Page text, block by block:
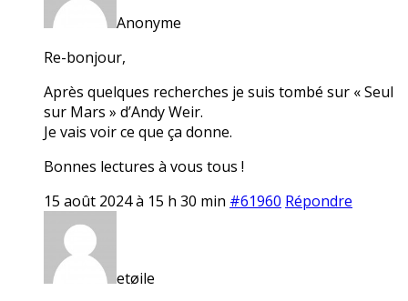
Anonyme
Re-bonjour,
Après quelques recherches je suis tombé sur « Seul
sur Mars » d’Andy Weir.
Je vais voir ce que ça donne.
Bonnes lectures à vous tous !
15 août 2024 à 15 h 30 min #61960 Répondre
etøile